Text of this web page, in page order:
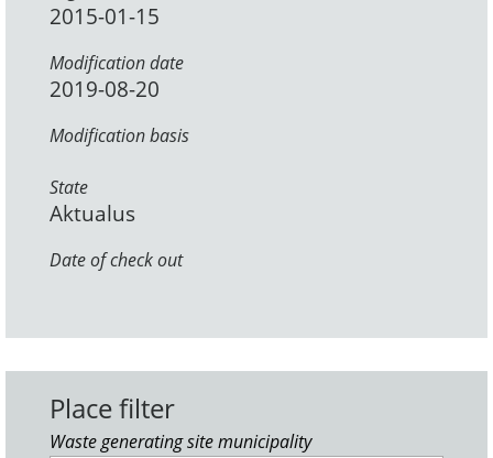
2015-01-15
Modification date
2019-08-20
Modification basis
State
Aktualus
Date of check out
Place filter
Waste generating site municipality